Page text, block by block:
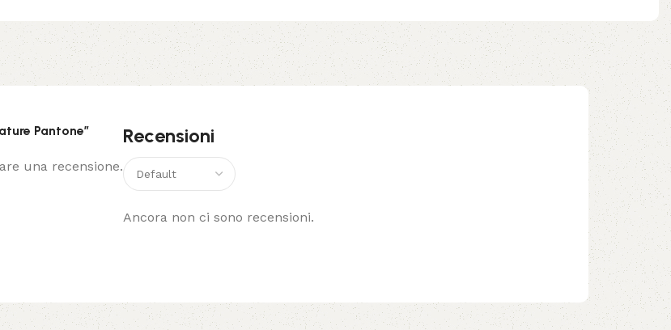
Recensioni
Ancora non ci sono recensioni.
Pantone”
una recensione.